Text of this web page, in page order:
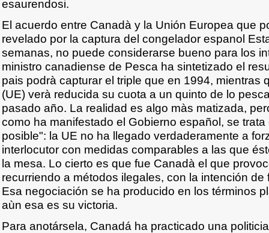
esaurendosi.
El acuerdo entre Canadà y la Unión Europea que
revelado por la captura del congelador espanol
semanas, no puede considerarse bueno para los
ministro canadiense de Pesca ha sintetizado el
pais podrà capturar el triple que en 1994, mientras
(UE) verà reducida su cuota a un quinto de lo
pasado año. La realidad es algo màs matizada,
como ha manifestado el Gobierno español, se
posible": la UE no ha llegado verdaderamente a
interlocutor con medidas comparables a las que
la mesa. Lo cierto es que fue Canadà el que
recurriendo a métodos ilegales, con la intención
Esa negociación se ha producido en los términos
aùn esa es su victoria.
Para anotársela, Canadá ha practicado una